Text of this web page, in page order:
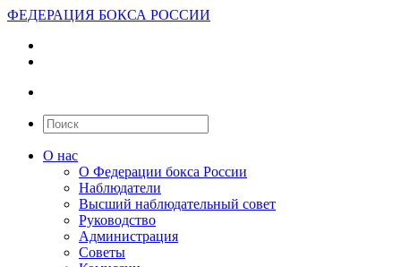
ФЕДЕРАЦИЯ БОКСА РОССИИ
О нас
О Федерации бокса России
Наблюдатели
Высший наблюдательный совет
Руководство
Администрация
Советы